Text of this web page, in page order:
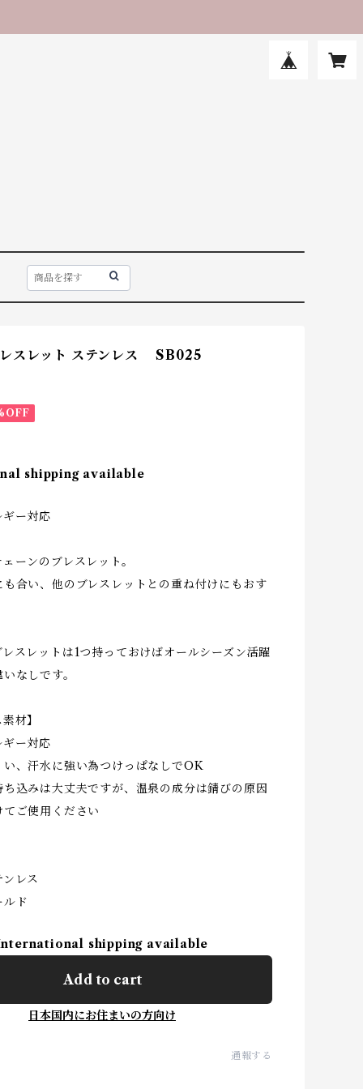
レスレット ステンレス SB025
shipping available
ー対応
ーンのブレスレット。
合い、他のブレスレットとの重ね付けにもおす
スレットは1つ持っておけばオールシーズン活躍
なしです。
材】
ー対応
い、汗水に強い為つけっぱなしでOK
込みは大丈夫ですが、温泉の成分は錆びの原因
ご使用ください
レス
ド
shipping available
Add to cart
日本国内にお住まいの方向け
通報する